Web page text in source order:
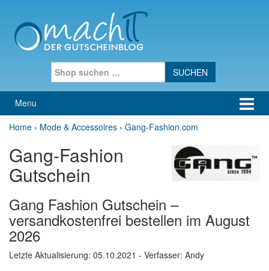
Menu
Home › Mode & Accessoires › Gang-Fashion.com
Gang-Fashion
Gutschein
Gang Fashion Gutschein –
versandkostenfrei bestellen im August
2026
Letzte Aktualisierung: 05.10.2021 - Verfasser: Andy